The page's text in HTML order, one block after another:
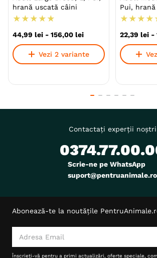
hrană uscată câini
★ ★ ★ ★ ★
44,99 lei - 156,00 lei
Vezi 2 variante
Pui,
★ ★ ★ ★
22,39 lei -
Contactați experții noștri
Scrie-ne pe WhatsApp
suport@pentruanimale.ro
Abonează-te la noutățile
Înscrieți-vă pentru a primi actualizări, oferte speciale,